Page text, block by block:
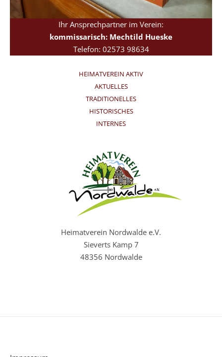
Ihr Ansprechpartner im Verein:
kommissarisch: Mechtild Hueske
Telefon: 02573 98634
HEIMATVEREIN AKTIV
AKTUELLES
TRADITIONELLES
HISTORISCHES
INTERNES
Heimatverein Nordwalde e.V.
Sieverts Kamp 7
48356 Nordwalde